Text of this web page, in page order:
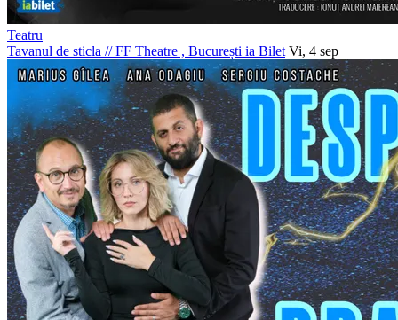
Teatru
Tavanul de sticla //FF Theatre , București ia Bilet Vi, 4 sep